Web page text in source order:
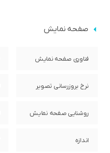
صفحه نمایش
فناوری صفحه‌ نمایش
نرخ بروزرسانی تصویر
روشنایی صفحه نمایش
اندازه